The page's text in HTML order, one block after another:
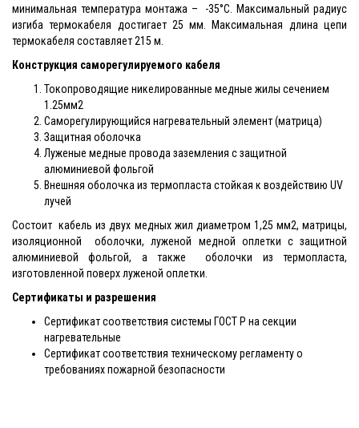
минимальная температура монтажа – -35°С. Максимальный радиус
изгиба термокабеля достигает 25 мм. Максимальная длина цепи
термокабеля составляет 215 м.
Конструкция саморегулируемого кабеля
Токопроводящие никелированные медные жилы сечением
1.25мм2
Саморегулирующийся нагревательный элемент (матрица)
Защитная оболочка
Луженые медные провода заземления с защитной
алюминиевой фольгой
Внешняя оболочка из термопласта стойкая к воздействию UV
лучей
Состоит кабель из двух медных жил диаметром 1,25 мм2, матрицы,
изоляционной оболочки, луженой медной оплетки с защитной
алюминиевой фольгой, а также оболочки из термопласта,
изготовленной поверх луженой оплетки.
Сертификаты и разрешения
Сертификат соответствия системы ГОСТ Р на секции
нагревательные
Сертификат соответствия техническому регламенту о
требованиях пожарной безопасности